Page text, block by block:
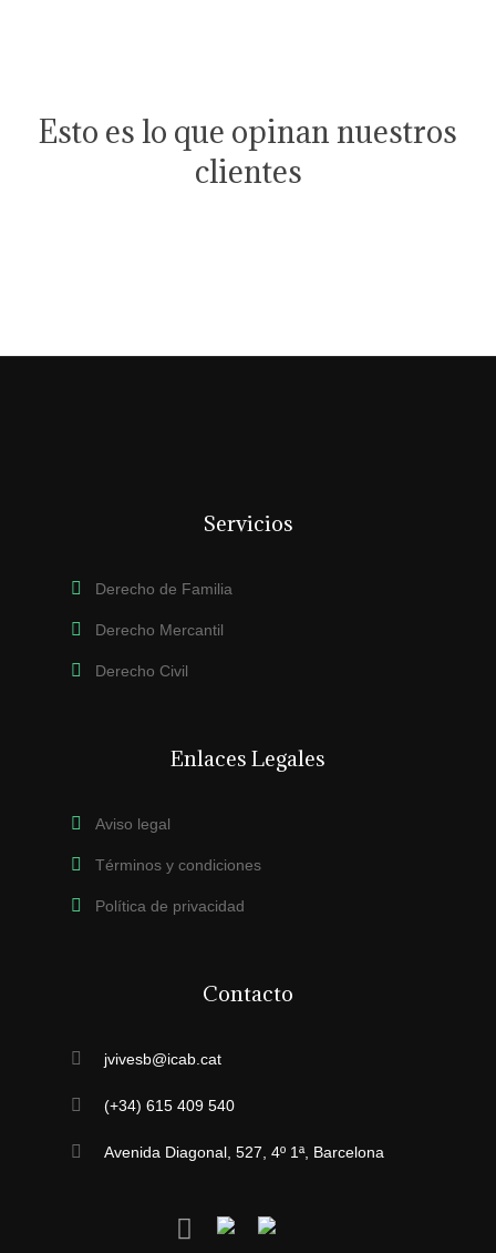
Esto es lo que opinan nuestros
clientes
Servicios
Derecho de Familia
Derecho Mercantil
Derecho Civil
Enlaces Legales
Aviso legal
Términos y condiciones
Política de privacidad
Contacto
jvivesb@icab.cat
(+34) 615 409 540
Avenida Diagonal, 527, 4º 1ª, Barcelona